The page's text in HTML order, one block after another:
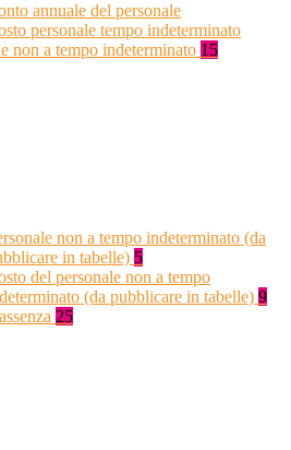
annuale del personale
personale tempo indeterminato
non a tempo indeterminato 15
non a tempo indeterminato (da
in tabelle) 5
del personale non a tempo
(da pubblicare in tabelle) 9
25